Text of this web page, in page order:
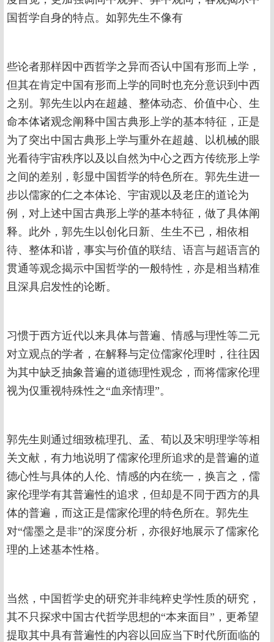
国哲学自身的特点。如郭先生不像有
些论者那样因中西哲学之异而否认中国有形而上学，
但其在肯定中国有形而上学的同时也充分意识到中西
之别。郭先生以内在超越、整体动态、价值中心、生
命本体诸观念阐释中国古典形上学的基本特征，正是
为了突出中国古典形上学与重外在超越、以机械的眼
光看待宇宙秩序以及以自然为中心之西方传统形上学
之间的差别，彰显中国哲学的特色所在。郭先生进一
步以儒家的仁之本体论、宇宙观以及老庄的道论为
例，对上述中国古典形上学的基本特征，做了具体阐
释。此外，郭先生以创化日新、生生不已，相依相
待、整体和谐，事实与价值的联结、语言与超语言的
贯通等观念揭示中国哲学的一般特性，亦是相当精准
且深具启发性的论断。
习惯于西方近代以来具体与普遍、情感与理性等二元
对立观点的学者，在解释与定位儒家伦理时，往往因
为其中缺乏抽象普遍的道德理性观念，而将儒家伦理
视为仅重视特殊性之“血亲情理”。
郭先生则通过细致梳理孔、孟、荀以及宋明理学等相
关文献，有力地说明了儒家伦理所追求的是普遍的道
德心性与具体的人伦、情感的内在统一，换言之，儒
家伦理学有其普遍性的追求，但却是不同于西方的具
体的普遍，而这正是儒家伦理的特色所在。郭先生
对“儒墨之是非”的深度分析，亦很好地展示了儒家伦
理的上述基本性格。
当然，中国哲学史的研究并非纯粹史学性质的研究，
其不只探求中国古代哲学思想的“本来面目”，更希望
提取其中具有普遍性的内容以回应当下时代所面临的